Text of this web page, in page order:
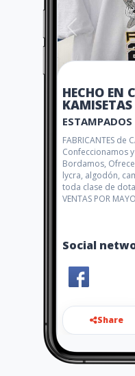
HECHO EN
FABRICANTES de
Confeccionamos
Bordamos,
lycra, algodón,
toda clase de
VENTAS POR
Social
Share